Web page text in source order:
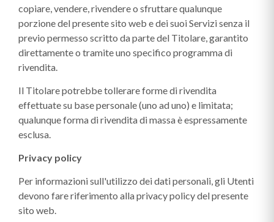
copiare, vendere, rivendere o sfruttare qualunque
porzione del presente sito web e dei suoi Servizi senza il
previo permesso scritto da parte del Titolare, garantito
direttamente o tramite uno specifico programma di
rivendita.
Il Titolare potrebbe tollerare forme di rivendita
effettuate su base personale (uno ad uno) e limitata;
qualunque forma di rivendita di massa è espressamente
esclusa.
Privacy policy
Per informazioni sull'utilizzo dei dati personali, gli Utenti
devono fare riferimento alla privacy policy del presente
sito web.